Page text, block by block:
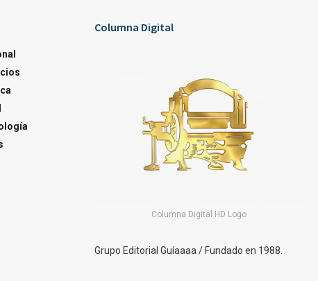
Columna Digital
Columna Digital HD Logo
Grupo Editorial Guíaaaa / Fundado en 1988.